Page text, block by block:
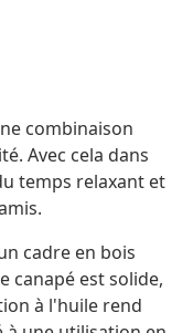
combinaison
Avec cela dans
temps relaxant et
cadre en bois
canapé est solide,
à l'huile rend